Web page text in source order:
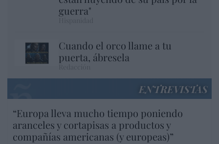
guerra"
Cuando el orco llame a tu
puerta, ábresela
ENTREVISTAS
“Europa lleva mucho tiempo poniendo
aranceles y cortapisas a productos y
compañías americanas (y europeas)”